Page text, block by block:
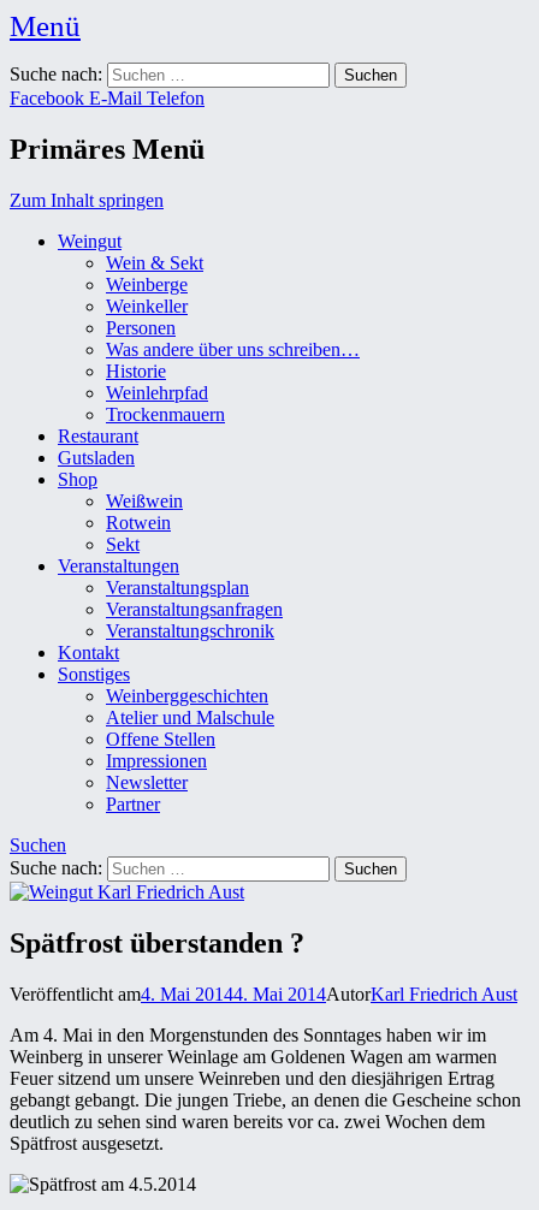
Menü
Weingut Karl Friedrich Aust
Das Weingut im Herzen der Radebeuler Oberlößnitz
Suche nach:
Facebook E-Mail Telefon
Primäres Menü
Zum Inhalt springen
Weingut
Wein & Sekt
Weinberge
Weinkeller
Personen
Was andere über uns schreiben…
Historie
Weinlehrpfad
Trockenmauern
Restaurant
Gutsladen
Shop
Weißwein
Rotwein
Sekt
Veranstaltungen
Veranstaltungsplan
Veranstaltungsanfragen
Veranstaltungschronik
Kontakt
Sonstiges
Weinberggeschichten
Atelier und Malschule
Offene Stellen
Impressionen
Newsletter
Partner
Suchen
Suche nach:
Spätfrost überstanden ?
Veröffentlicht am4. Mai 20144. Mai 2014AutorKarl Friedrich Aust
Am 4. Mai in den Morgenstunden des Sonntages haben wir im
Weinberg in unserer Weinlage am Goldenen Wagen am warmen
Feuer sitzend um unsere Weinreben und den diesjährigen Ertrag
gebangt gebangt. Die jungen Triebe, an denen die Gescheine schon
deutlich zu sehen sind waren bereits vor ca. zwei Wochen dem
Spätfrost ausgesetzt.